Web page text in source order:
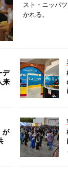
スト・ニッパ
かれる。
デ
来
が